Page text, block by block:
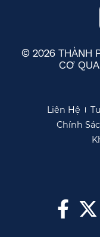
© 2026 THÀNH
CƠ
Liên Hệ​​
Chính